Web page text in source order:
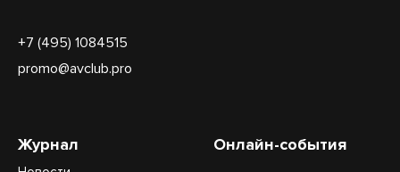
+7 (495) 1084515
promo@avclub.pro
Журнал
Онлайн-события